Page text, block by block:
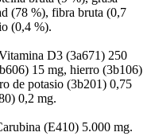
(78 %), fibra bruta (0,7
(0,4 %).
D3 (3a671) 250
15 mg, hierro (3b106)
de potasio (3b201) 0,75
0,2 mg.
(E410) 5.000 mg.